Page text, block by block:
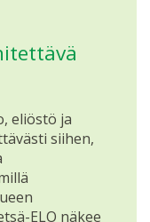
eliöstö ja
siihen,
ELO näkee